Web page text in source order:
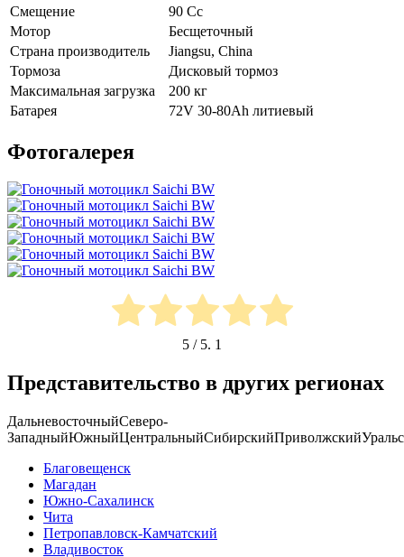
Смещение
90 Cc
Мотор
Бесщеточный
Страна производитель
Jiangsu, China
Тормоза
Дисковый тормоз
Максимальная загрузка
200 кг
Батарея
72V 30-80Ah литиевый
Фотогалерея
5 / 5. 1
Представительство в других регионах
ДальневосточныйСеверо-
ЗападныйЮжныйЦентральныйСибирскийПриволжский
Благовещенск
Магадан
Южно-Сахалинск
Чита
Петропавловск-Камчатский
Владивосток